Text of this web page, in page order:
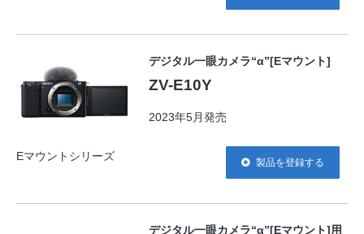
デジタル一眼カメラ“α”[Eマウント]
ZV-E10Y
2023年5月発売
Eマウントシリーズ 製品を登録する
デジタル一眼カメラ“α”[Eマウント]用